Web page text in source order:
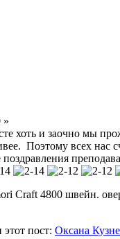
»
хоть и заочно мы
Поэтому всех
Craft 4800 швейн.
пост: Оксана